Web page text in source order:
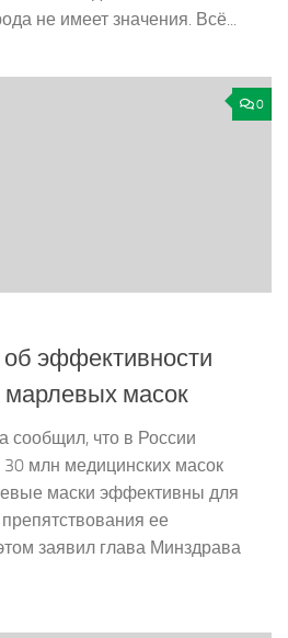
не имеет значения. Всё...
0
эффективности
масок
сообщил, что в России
млн медицинских масок
маски эффективны для
ее
заявил глава Минздрава